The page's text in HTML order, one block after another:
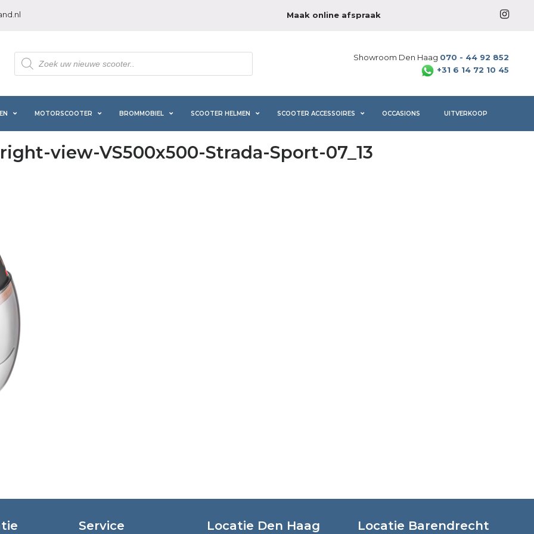
Maak online afspraak
Producten
zoeken
Showroom Den Haag 070 - 44 92 852
+31 6 14 72 10 45
MOTORSCOOTER BROMMOBIEL SCOOTER HELMEN SCOOTER ACCESSOIRES OCCASIONS UITVERKOOP
view-VS500x500-Strada-Sport-07_13
Service Locatie Den Haag Locatie Barendrecht